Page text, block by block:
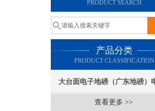
PRODUCT SEARCH
产品分类
PRODUCT CLASSIFICATION
查看更多 >>